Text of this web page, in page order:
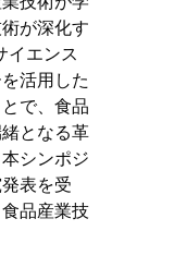
が深化す
イエンス
活用した
で、食品
となる革
シンポジ
表を受
品産業技